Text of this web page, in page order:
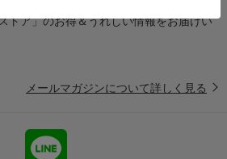
トア」のお得＆うれしい情報をお届けい
メールマガジンについて詳しく見る